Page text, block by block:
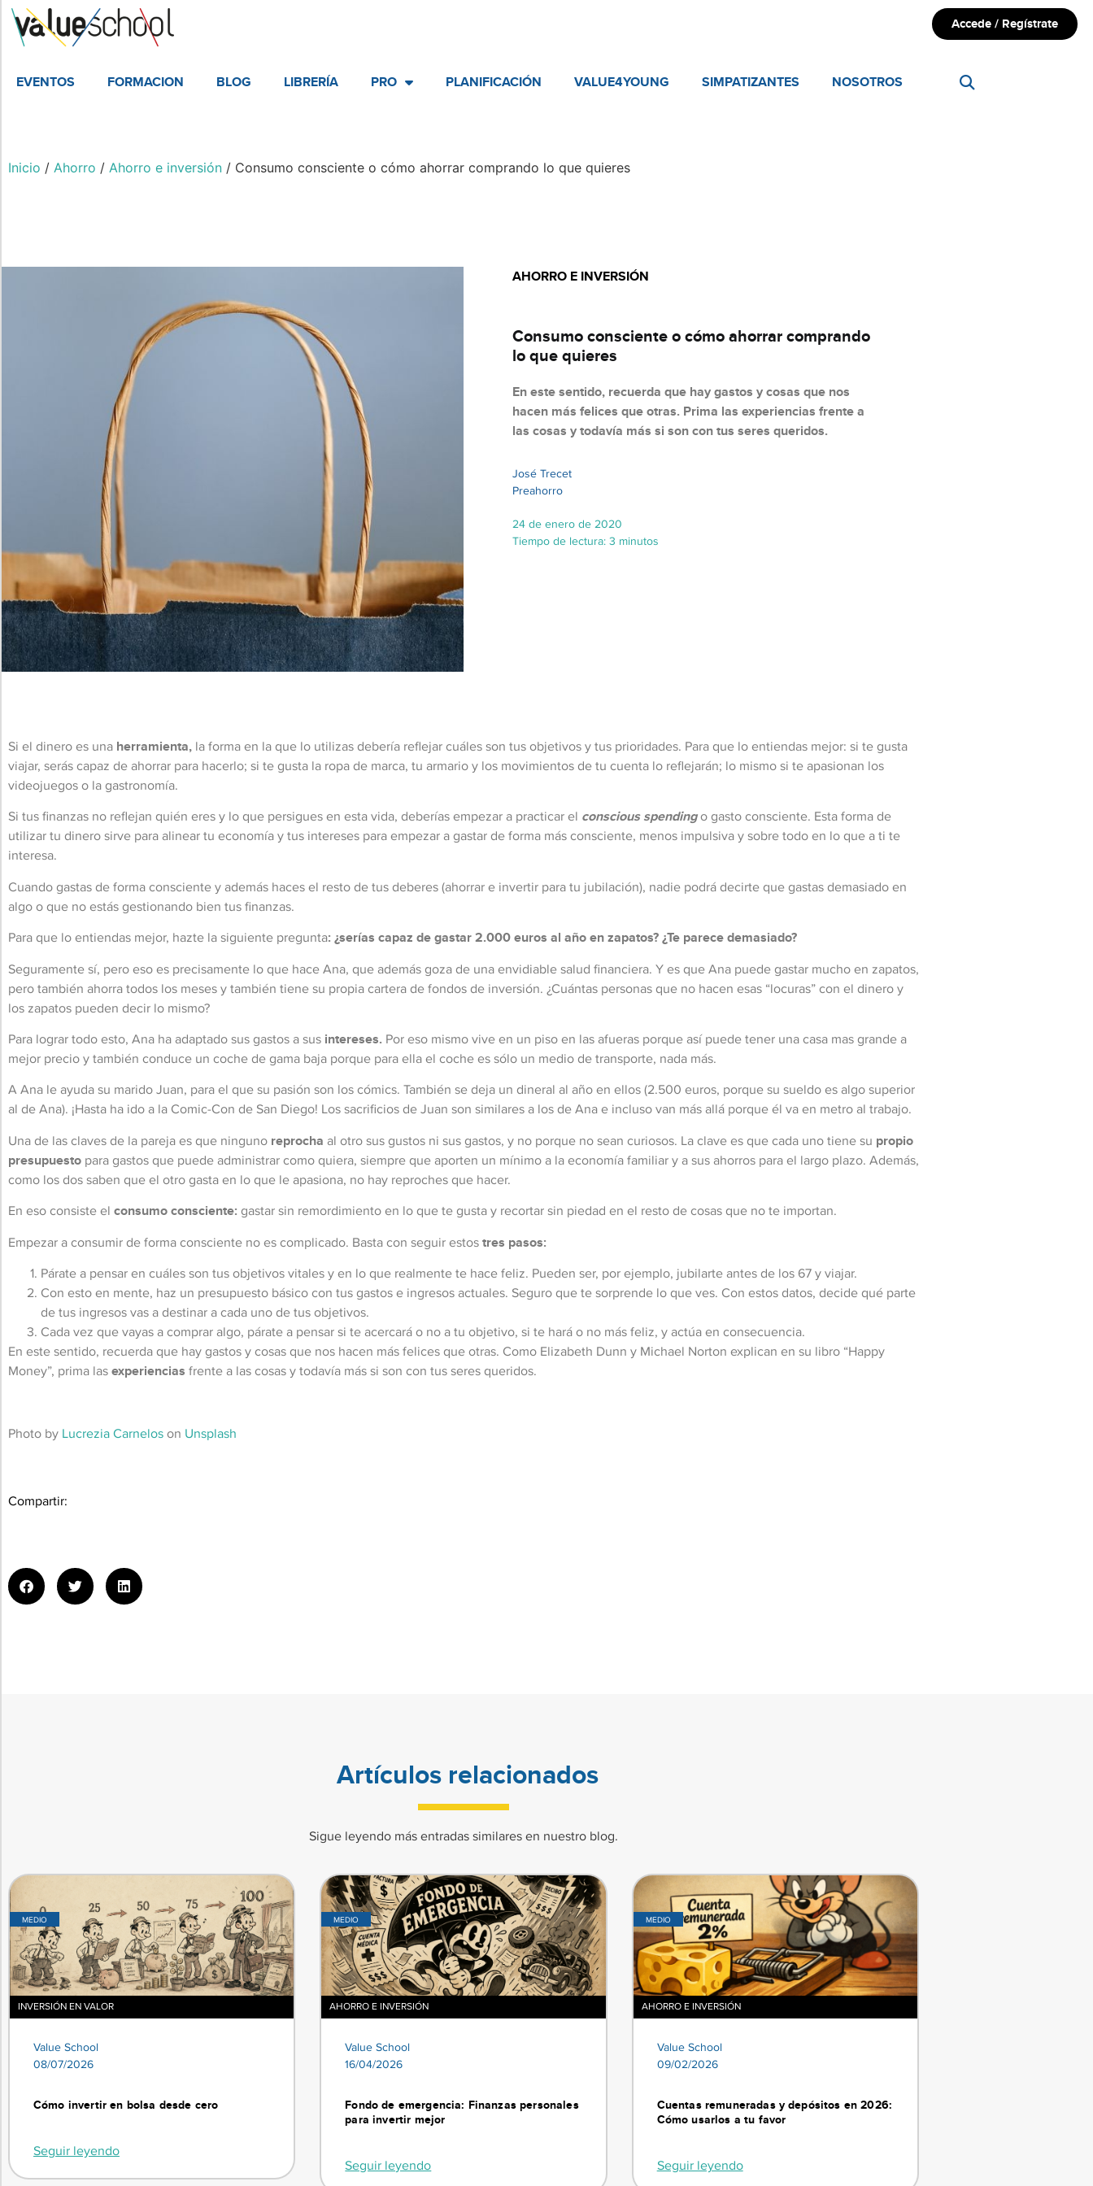
Accede / Regístrate
EVENTOS FORMACION BLOG LIBRERÍA PRO PLANIFICACIÓN VALUE4YOUNG SIMPATIZANTES NOSOTROS
Inicio / Ahorro / Ahorro e inversión / Consumo consciente o cómo ahorrar comprando lo que quieres
AHORRO E INVERSIÓN
Consumo consciente o cómo ahorrar comprando
lo que quieres
En este sentido, recuerda que hay gastos y cosas que nos
hacen más felices que otras. Prima las experiencias frente a
las cosas y todavía más si son con tus seres queridos.
José Trecet
Preahorro
24 de enero de 2020
Tiempo de lectura: 3 minutos
Si el dinero es una herramienta, la forma en la que lo utilizas debería reflejar cuáles son tus objetivos y tus prioridades. Para que lo entiendas mejor: si te gusta
viajar, serás capaz de ahorrar para hacerlo; si te gusta la ropa de marca, tu armario y los movimientos de tu cuenta lo reflejarán; lo mismo si te apasionan los
videojuegos o la gastronomía.
Si tus finanzas no reflejan quién eres y lo que persigues en esta vida, deberías empezar a practicar el conscious spendingo gasto consciente. Esta forma de
utilizar tu dinero sirve para alinear tu economía y tus intereses para empezar a gastar de forma más consciente, menos impulsiva y sobre todo en lo que a ti te
interesa.
Cuando gastas de forma consciente y además haces el resto de tus deberes (ahorrar e invertir para tu jubilación), nadie podrá decirte que gastas demasiado en
algo o que no estás gestionando bien tus finanzas.
Para que lo entiendas mejor, hazte la siguiente pregunta: ¿serías capaz de gastar 2.000 euros al año en zapatos? ¿Te parece demasiado?
Seguramente sí, pero eso es precisamente lo que hace Ana, que además goza de una envidiable salud financiera. Y es que Ana puede gastar mucho en zapatos,
pero también ahorra todos los meses y también tiene su propia cartera de fondos de inversión. ¿Cuántas personas que no hacen esas “locuras” con el dinero y
los zapatos pueden decir lo mismo?
Para lograr todo esto, Ana ha adaptado sus gastos a sus intereses. Por eso mismo vive en un piso en las afueras porque así puede tener una casa mas grande a
mejor precio y también conduce un coche de gama baja porque para ella el coche es sólo un medio de transporte, nada más.
A Ana le ayuda su marido Juan, para el que su pasión son los cómics. También se deja un dineral al año en ellos (2.500 euros, porque su sueldo es algo superior
al de Ana). ¡Hasta ha ido a la Comic-Con de San Diego! Los sacrificios de Juan son similares a los de Ana e incluso van más allá porque él va en metro al trabajo.
Una de las claves de la pareja es que ninguno reprocha al otro sus gustos ni sus gastos, y no porque no sean curiosos. La clave es que cada uno tiene su propio
presupuesto para gastos que puede administrar como quiera, siempre que aporten un mínimo a la economía familiar y a sus ahorros para el largo plazo. Además,
como los dos saben que el otro gasta en lo que le apasiona, no hay reproches que hacer.
En eso consiste el consumo consciente: gastar sin remordimiento en lo que te gusta y recortar sin piedad en el resto de cosas que no te importan.
Empezar a consumir de forma consciente no es complicado. Basta con seguir estostres pasos:
Párate a pensar en cuáles son tus objetivos vitales y en lo que realmente te hace feliz. Pueden ser, por ejemplo, jubilarte antes de los 67 y viajar.
Con esto en mente, haz un presupuesto básico con tus gastos e ingresos actuales. Seguro que te sorprende lo que ves. Con estos datos, decide qué parte
de tus ingresos vas a destinar a cada uno de tus objetivos.
Cada vez que vayas a comprar algo, párate a pensar si te acercará o no a tu objetivo, si te hará o no más feliz, y actúa en consecuencia.
En este sentido, recuerda que hay gastos y cosas que nos hacen más felices que otras. Como Elizabeth Dunn y Michael Norton explican en su libro “Happy
Money”, prima lasexperiencias frente a las cosas y todavía más si son con tus seres queridos.
Photo by Lucrezia Carneloson Unsplash
Compartir:
Artículos relacionados
Sigue leyendo más entradas similares en nuestro blog.
MEDIO
INVERSIÓN EN VALOR
Value School
08/07/2026
Cómo invertir en bolsa desde cero
Seguir leyendo
MEDIO
AHORRO E INVERSIÓN
Value School
16/04/2026
Fondo de emergencia: Finanzas personales
para invertir mejor
Seguir leyendo
MEDIO
AHORRO E INVERSIÓN
Value School
09/02/2026
Cuentas remuneradas y depósitos en 2026:
Cómo usarlos a tu favor
Seguir leyendo